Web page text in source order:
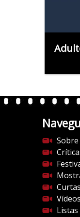
Sobre
Curtas
Vídeos
Listas